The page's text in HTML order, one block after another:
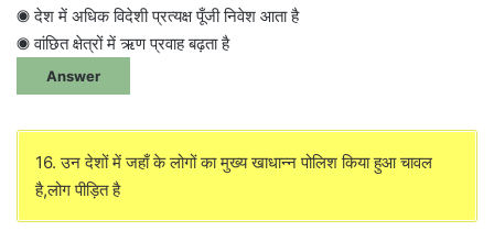
◉ देश में अधिक विदेशी प्रत्यक्ष पूँजी निवेश आता है
◉ वांछित क्षेत्रों में ऋण प्रवाह बढ़ता है
Answer
16. उन देशों में जहाँ के लोगों का मुख्य खाधान्न पोलिश किया हुआ चावल
है,लोग पीड़ित है